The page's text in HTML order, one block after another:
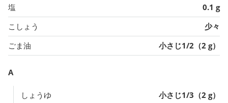
塩
0.1 g
こしょう
少々
ごま油
小さじ1/2（2 g）
A
しょうゆ
小さじ1/3（2 g）